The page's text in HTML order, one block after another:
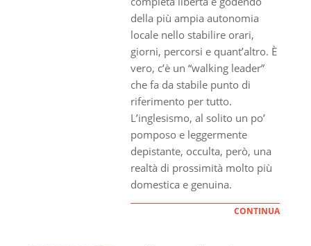
della più ampia autonomia
locale nello stabilire orari,
giorni, percorsi e quant’altro. È
vero, c’è un “walking leader”
che fa da stabile punto di
riferimento per tutto.
L’inglesismo, al solito un po’
pomposo e leggermente
depistante, occulta, però, una
realtà di prossimità molto più
domestica e genuina.
CONTINUA